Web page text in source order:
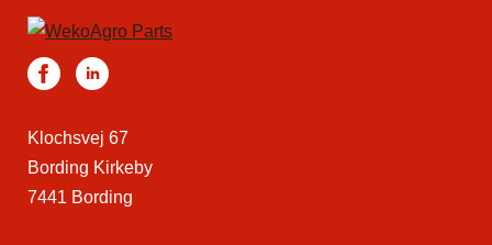
Klochsvej 67
Bording Kirkeby
7441 Bording